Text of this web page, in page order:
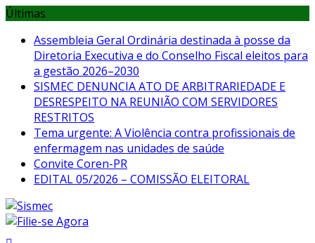
Skip
content
Últimas
Assembleia Geral Ordinária destinada à posse da
Diretoria Executiva e do Conselho Fiscal eleitos para
a gestão 2026–2030
SISMEC DENUNCIA ATO DE ARBITRARIEDADE E
DESRESPEITO NA REUNIÃO COM SERVIDORES
RESTRITOS
Tema urgente: A Violência contra profissionais de
enfermagem nas unidades de saúde
Convite Coren-PR
EDITAL 05/2026 – COMISSÃO ELEITORAL